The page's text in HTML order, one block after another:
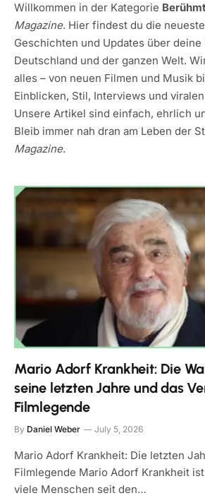
Willkommen in der Kategorie
Magazine. Hier findest du die
Geschichten und Updates über deine
Deutschland und der ganzen Welt.
alles – von neuen Filmen und Musik
Einblicken, Stil, Interviews und
Unsere Artikel sind einfach, ehrlich
Bleib immer nah dran am Leben der
Magazine.
Mario Adorf Krankheit: Die
seine letzten Jahre und das
Filmlegende
By Daniel Weber July 5, 2026
Mario Adorf Krankheit: Die letzten
Filmlegende Mario Adorf Krankheit
viele Menschen seit den…